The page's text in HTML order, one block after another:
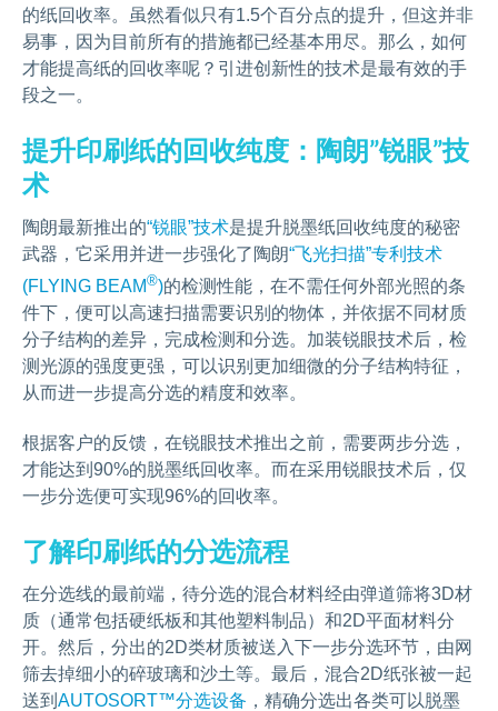
的纸回收率。虽然看似只有1.5个百分点的提升，但这并非
易事，因为目前所有的措施都已经基本用尽。那么，如何
才能提高纸的回收率呢？引进创新性的技术是最有效的手
段之一。
提升印刷纸的回收纯度：陶朗”锐眼”技
术
陶朗最新推出的“锐眼”技术是提升脱墨纸回收纯度的秘密
武器，它采用并进一步强化了陶朗“飞光扫描”专利技术
(FLYING BEAM®)的检测性能，在不需任何外部光照的条
件下，便可以高速扫描需要识别的物体，并依据不同材质
分子结构的差异，完成检测和分选。加装锐眼技术后，检
测光源的强度更强，可以识别更加细微的分子结构特征，
从而进一步提高分选的精度和效率。
根据客户的反馈，在锐眼技术推出之前，需要两步分选，
才能达到90%的脱墨纸回收率。而在采用锐眼技术后，仅
一步分选便可实现96%的回收率。
了解印刷纸的分选流程
在分选线的最前端，待分选的混合材料经由弹道筛将3D材
质（通常包括硬纸板和其他塑料制品）和2D平面材料分
开。然后，分出的2D类材质被送入下一步分选环节，由网
筛去掉细小的碎玻璃和沙土等。最后，混合2D纸张被一起
送到 AUTOSORT™分选设备 ，精确分选出各类可以脱墨